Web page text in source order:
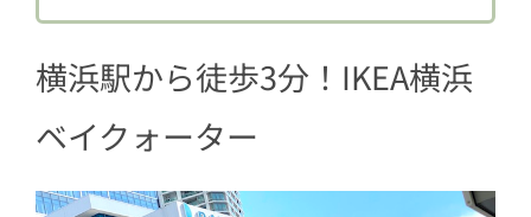
3.33/28(金)〜4/3(木)に安くなるもの
3.4
4/4(金)〜4/10 (木)に安くなるもの
でブルーバッグSプレゼント！
横浜駅から徒歩3分！IKEA横浜
ベイクォーター